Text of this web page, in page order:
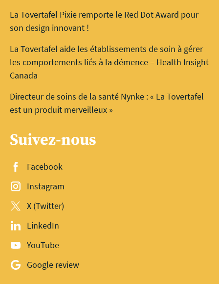
La Tovertafel Pixie remporte le Red Dot Award pour
son design innovant !
La Tovertafel aide les établissements de soin à gérer
les comportements liés à la démence – Health Insight
Canada
Directeur de soins de la santé Nynke : « La Tovertafel
est un produit merveilleux »
Suivez-nous
Facebook
Instagram
X (Twitter)
LinkedIn
YouTube
Google review